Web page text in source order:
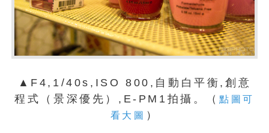
▲F4,1/40s,ISO 800,自動白平衡,創意
程式（景深優先）,E-PM1拍攝。（ 點圖可
看大圖 ）